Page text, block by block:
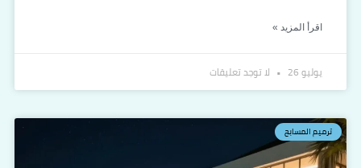
اقرأ المزيد »
يوليو 26 لا توجد تعليقات
ترميم المسابح